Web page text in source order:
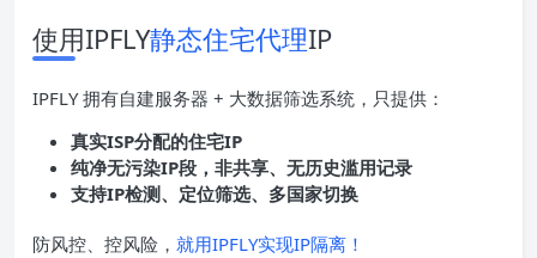
使用IPFLY静态住宅代理IP
IPFLY 拥有自建服务器 + 大数据筛选系统，只提供：
真实ISP分配的住宅IP
纯净无污染IP段，非共享、无历史滥用记录
支持IP检测、定位筛选、多国家切换
防风控、控风险， 就用IPFLY实现IP隔离！